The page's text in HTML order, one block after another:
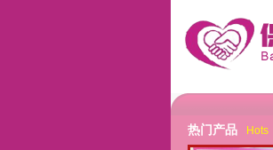
热门产品 Hots